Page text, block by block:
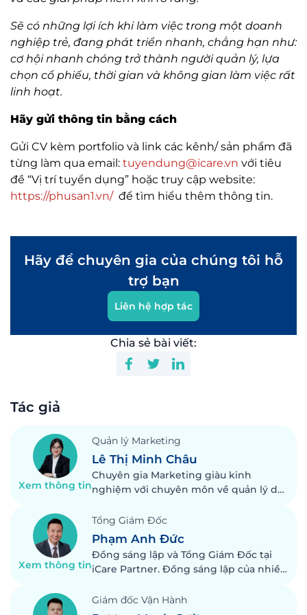
Sẽ có những lợi ích khi làm việc trong một doanh
nghiệp trẻ, đang phát triển nhanh, chẳng hạn như:
cơ hội nhanh chóng trở thành người quản lý, lựa
chọn cổ phiếu, thời gian và không gian làm việc rất
linh hoạt.
Hãy gửi thông tin bằng cách
Gửi CV kèm portfolio và link các kênh/ sản phẩm đã
từng làm qua email: tuyendung@icare.vn với tiêu
đề “Vị trí tuyển dụng” hoặc truy cập website:
https://phusan1.vn/để tìm hiểu thêm thông tin.
Hãy để chuyên gia của chúng tôi hỗ
trợ bạn
Chia sẻ bài viết:
Tác giả
Xem thông tin
Quản lý Marketing
Lê Thị Minh Châu
Chuyên gia Marketing giàu kinh
nghiệm với chuyên môn về quản lý dự
quảng cáo trên mạng xã hội. Với hơn 7
năm kinh nghiệm thể hiện khả năng
giải quyết vấn đề, thúc đẩy tăng trưởng
doanh thu và quản lý chi phí một cách
hiệu quả.
Xem thông tin
Tổng Giám Đốc
Phạm Anh Đức
Đồng sáng lập và Tổng Giám Đốc tại
iCare Partner. Đồng sáng lập của nhiều
nghiệm trong các kĩnh vực y tế, khởi
nghiệp, thương mại điện tử và tư vấn
Giám đốc Vận Hành